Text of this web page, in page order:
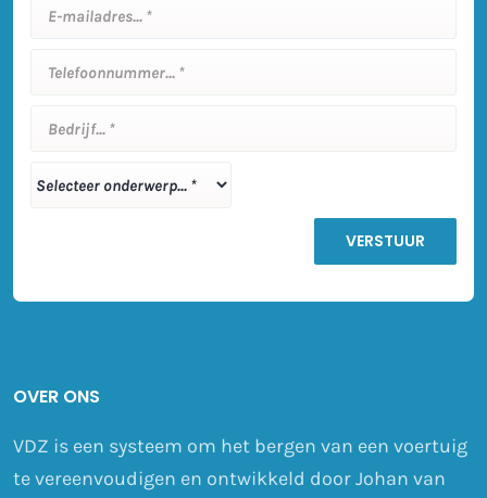
OVER ONS
VDZ is een systeem om het bergen van een voertuig
te vereenvoudigen en ontwikkeld door Johan van